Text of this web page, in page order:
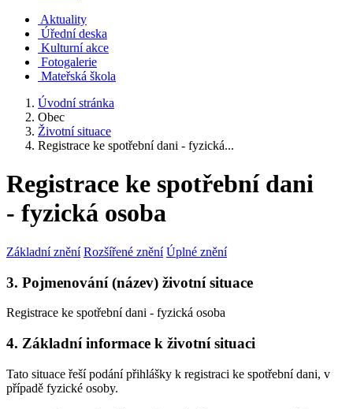
Aktuality
Úřední deska
Kulturní akce
Fotogalerie
Mateřská škola
Úvodní stránka
Obec
Životní situace
Registrace ke spotřební dani - fyzická...
Registrace ke spotřební dani
- fyzická osoba
Základní znění Rozšířené znění Úplné znění
3. Pojmenování (název) životní situace
Registrace ke spotřební dani - fyzická osoba
4. Základní informace k životní situaci
Tato situace řeší podání přihlášky k registraci ke spotřební dani, v
případě fyzické osoby.